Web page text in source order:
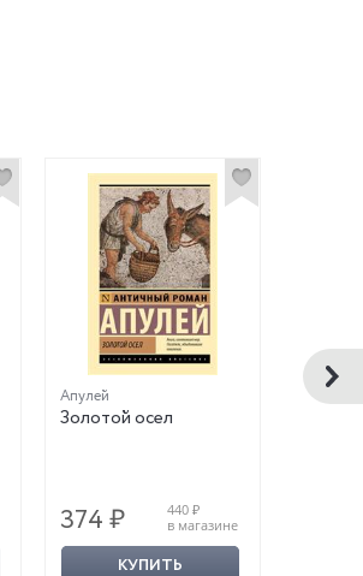
Апулей
Золотой осел
374 ₽
440 ₽
в магазине
КУПИТЬ
Ремарк